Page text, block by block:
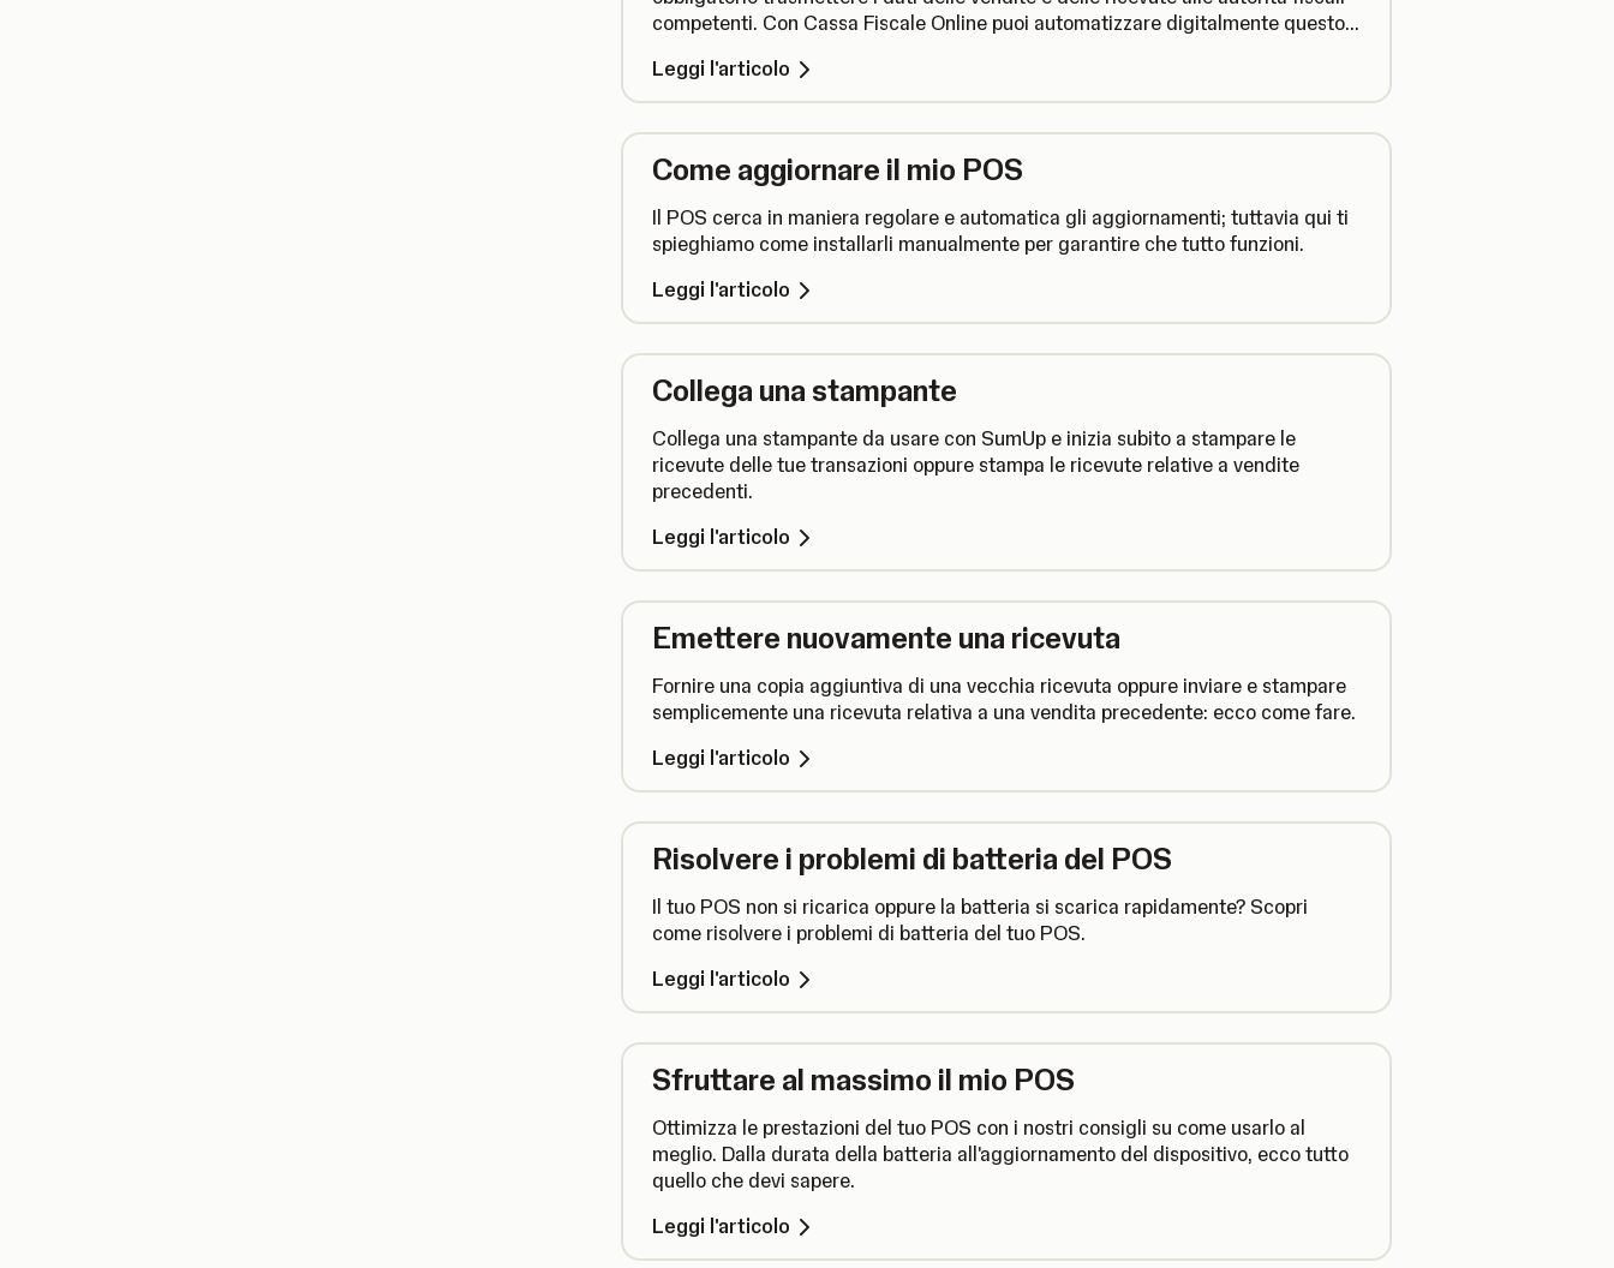
competenti. Con Cassa Fiscale Online puoi automatizzare digitalmente questo
Leggi l'articolo
Come aggiornare il mio POS
Il POS cerca in maniera regolare e automatica gli aggiornamenti; tuttavia qui ti
spieghiamo come installarli manualmente per garantire che tutto funzioni.
Leggi l'articolo
Collega una stampante
Collega una stampante da usare con SumUp e inizia subito a stampare le
ricevute delle tue transazioni oppure stampa le ricevute relative a vendite
precedenti.
Leggi l'articolo
Emettere nuovamente una ricevuta
Fornire una copia aggiuntiva di una vecchia ricevuta oppure inviare e stampare
semplicemente una ricevuta relativa a una vendita precedente: ecco come fare.
Leggi l'articolo
Risolvere i problemi di batteria del POS
Il tuo POS non si ricarica oppure la batteria si scarica rapidamente? Scopri
come risolvere i problemi di batteria del tuo POS.
Leggi l'articolo
Sfruttare al massimo il mio POS
Ottimizza le prestazioni del tuo POS con i nostri consigli su come usarlo al
meglio. Dalla durata della batteria all'aggiornamento del dispositivo, ecco tutto
quello che devi sapere.
Leggi l'articolo